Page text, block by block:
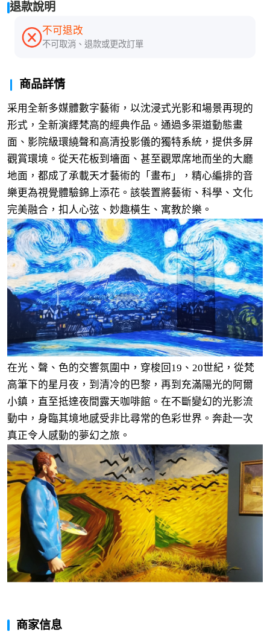
退款說明
不可退改
不可取消、退款或更改訂單
商品詳情
采用全新多媒體數字藝術，以沈浸式光影和場景再現的
形式，全新演繹梵高的經典作品。通過多渠道動態畫
面、影院級環繞聲和高清投影儀的獨特系統，提供多屏
觀賞環境。從天花板到墻面、甚至觀眾席地而坐的大廳
地面，都成了承載天才藝術的「畫布」，精心編排的音
樂更為視覺體驗錦上添花。該裝置將藝術、科學、文化
完美融合，扣人心弦、妙趣橫生、寓教於樂。
在光、聲、色的交響氛圍中，穿梭回19、20世紀，從梵
高筆下的星月夜，到清冷的巴黎，再到充滿陽光的阿爾
小鎮，直至抵達夜間露天咖啡館。在不斷變幻的光影流
動中，身臨其境地感受非比尋常的色彩世界。奔赴一次
真正令人感動的夢幻之旅。
商家信息